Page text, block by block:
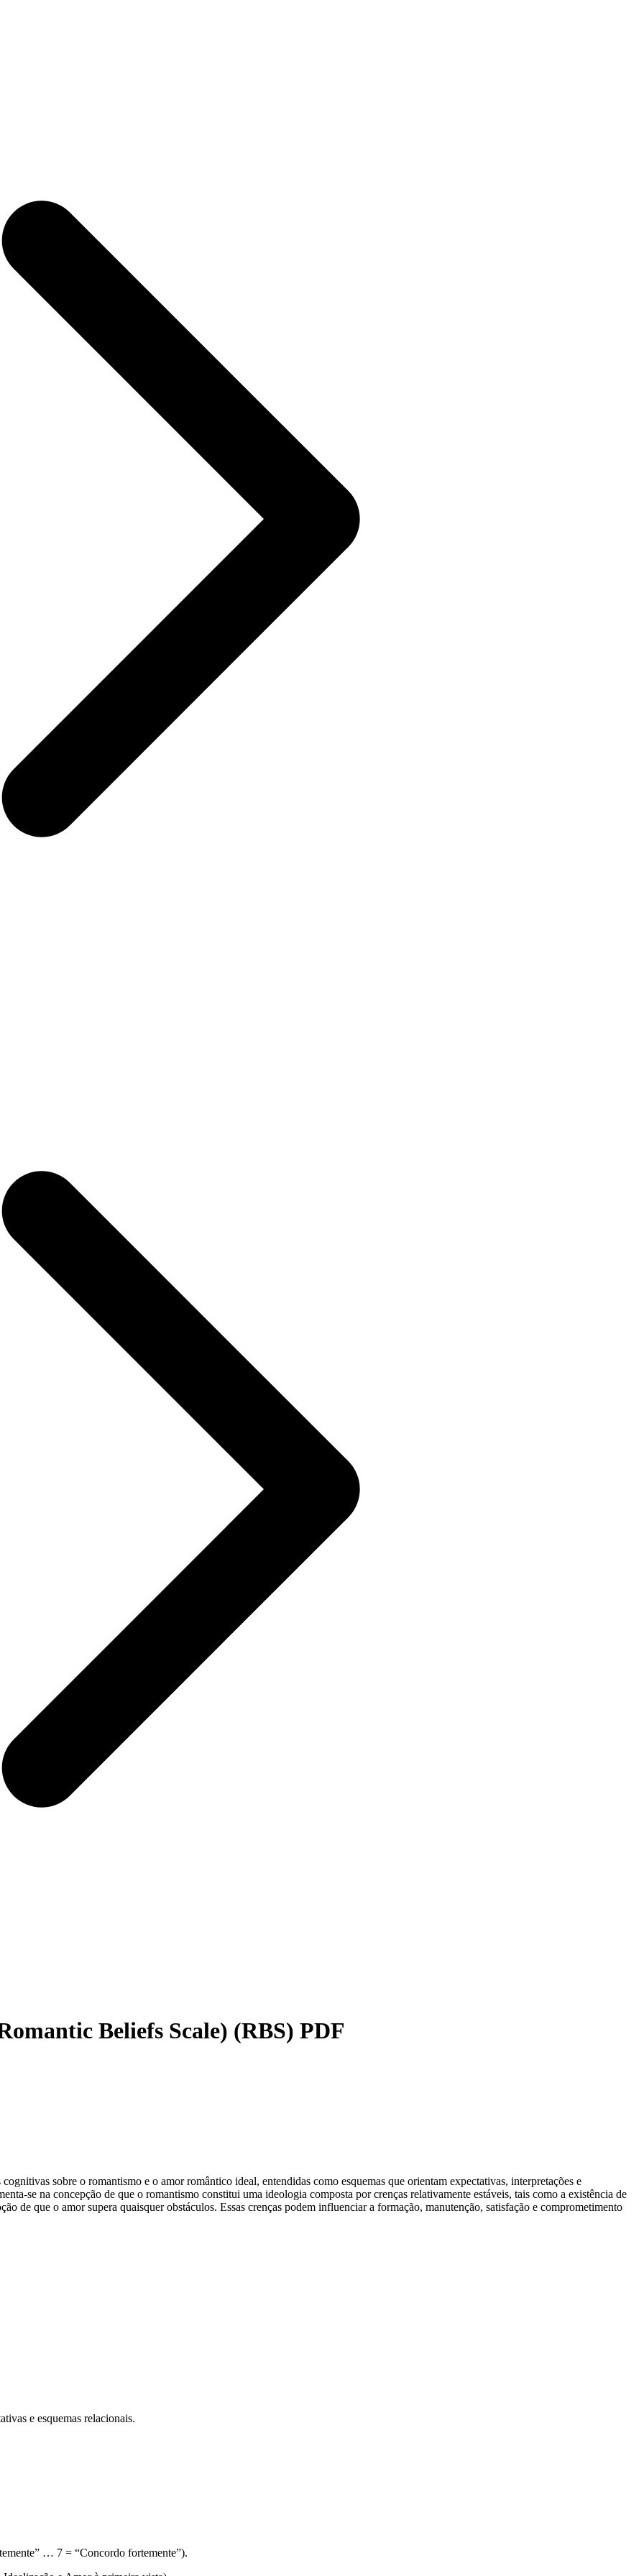
Beliefs Scale) (RBS) PDF
sobre o romantismo e o amor romântico ideal, entendidas como esquemas que orientam expectativas, interpretações e
se na concepção de que o romantismo constitui uma ideologia composta por crenças relativamente estáveis, tais como a existência de
de que o amor supera quaisquer obstáculos. Essas crenças podem influenciar a formação, manutenção, satisfação e comprometimento
e esquemas relacionais.
… 7 = “Concordo fortemente”).